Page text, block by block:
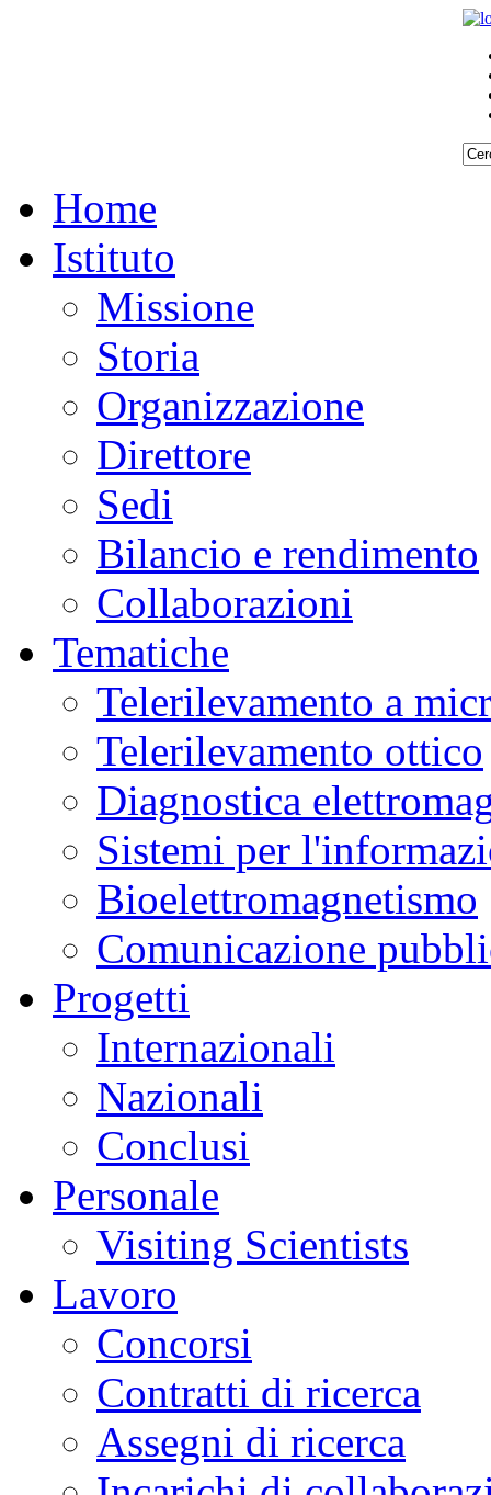
Home
Istituto
Missione
Storia
Organizzazione
Direttore
Sedi
Bilancio e rendimento
Collaborazioni
Tematiche
Telerilevamento a
Telerilevamento ottico
Diagnostica
Sistemi per
Bioelettromagnetismo
Comunicazione
Progetti
Internazionali
Nazionali
Conclusi
Personale
Visiting Scientists
Lavoro
Concorsi
Contratti di ricerca
Assegni di ricerca